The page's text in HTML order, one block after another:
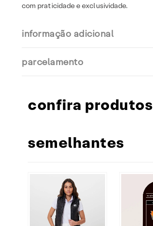
com praticidade e exclusividade.
informação adicional
parcelamento
confira produtos
semelhantes